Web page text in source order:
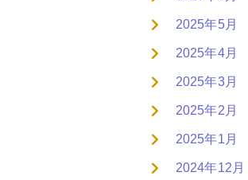
2025年5月
2025年4月
2025年3月
2025年2月
2025年1月
2024年12月